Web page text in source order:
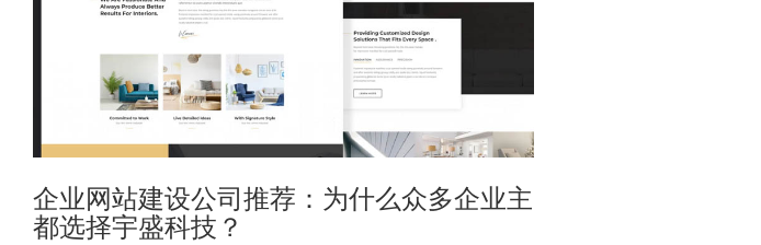
企业网站建设公司推荐：为什么众多企业主
都选择宇盛科技？